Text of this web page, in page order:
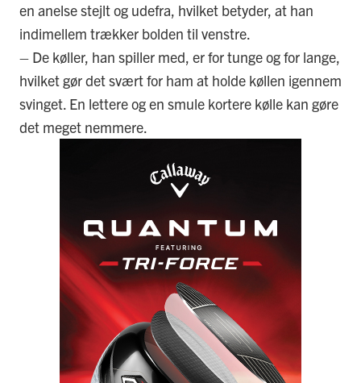
en anelse stejlt og udefra, hvilket betyder, at han
indimellem trækker bolden til venstre.
– De køller, han spiller med, er for tunge og for lange,
hvilket gør det svært for ham at holde køllen igennem
svinget. En lettere og en smule kortere kølle kan gøre
det meget nemmere.